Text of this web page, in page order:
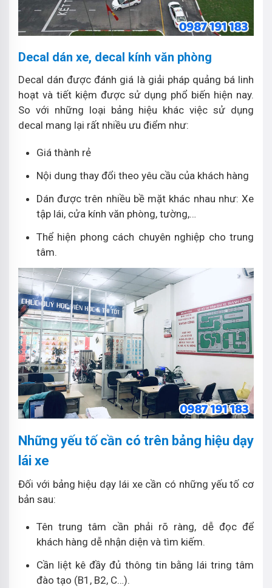
Decal dán xe, decal kính văn phòng
Decal dán được đánh giá là giải pháp quảng bá linh
hoạt và tiết kiệm được sử dụng phổ biến hiện nay.
So với những loại bảng hiệu khác việc sử dụng
decal mang lại rất nhiều ưu điểm như:
Giá thành rẻ
Nội dung thay đổi theo yêu cầu của khách hàng
Dán được trên nhiều bề mặt khác nhau như: Xe
tập lái, cửa kính văn phòng, tường,…
Thể hiện phong cách chuyên nghiệp cho trung
tâm.
Những yếu tố cần có trên bảng hiệu dạy
lái xe
Đối với bảng hiệu dạy lái xe cần có những yếu tố cơ
bản sau:
Tên trung tâm cần phải rõ ràng, dễ đọc để
khách hàng dễ nhận diện và tìm kiếm.
Cần liệt kê đầy đủ thông tin bằng lái tring tâm
đào tạo (B1, B2, C…).